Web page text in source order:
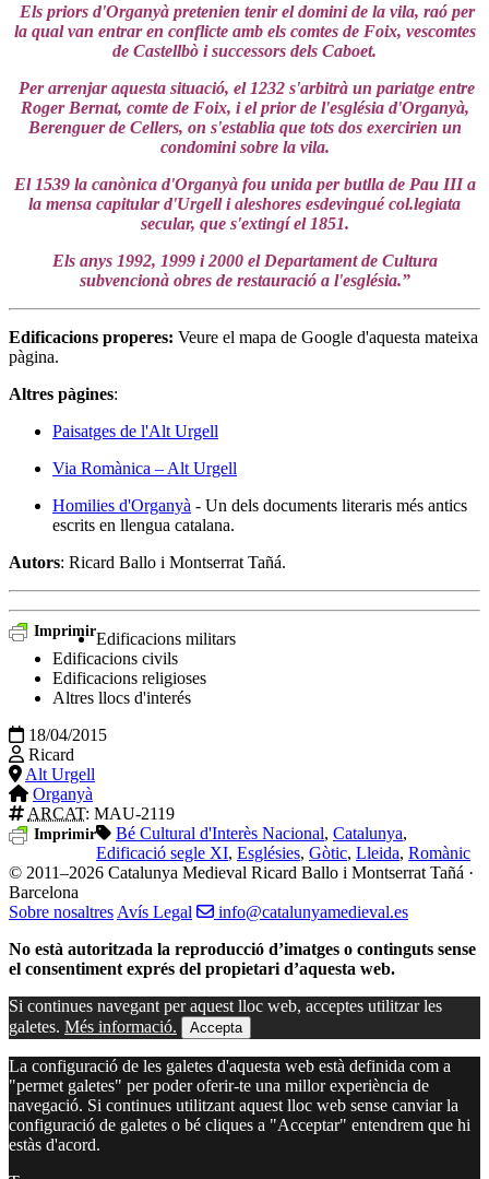
Els priors d'Organyà pretenien tenir el domini de la vila, raó per
la qual van entrar en conflicte amb els comtes de Foix, vescomtes
de Castellbò i successors dels Caboet.
Per arrenjar aquesta situació, el 1232 s'arbitrà un pariatge entre
Roger Bernat, comte de Foix, i el prior de l'església d'Organyà,
Berenguer de Cellers, on s'establia que tots dos exercirien un
condomini sobre la vila.
El 1539 la canònica d'Organyà fou unida per butlla de Pau III a
la mensa capitular d'Urgell i aleshores esdevingué col.legiata
secular, que s'extingí el 1851.
Els anys 1992, 1999 i 2000 el Departament de Cultura
subvencionà obres de restauració a l'església.”
Edificacions properes: Veure el mapa de Google d'aquesta mateixa
pàgina.
Altres pàgines:
Paisatges de l'Alt Urgell
Via Romànica – Alt Urgell
Homilies d'Organyà - Un dels documents literaris més antics
escrits en llengua catalana.
Autors: Ricard Ballo i Montserrat Tañá.
ImprimirEdificacions militars
Edificacions civils
Edificacions religioses
Altres llocs d'interés
18/04/2015
Ricard
Alt Urgell
Organyà
ARCAT: MAU-2119
Imprimir Bé Cultural d'Interès Nacional, Catalunya,
Edificació segle XI, Esglésies, Gòtic, Lleida, Romànic
© 2011–2026 Catalunya Medieval Ricard Ballo i Montserrat Tañá ·
Barcelona
Sobre nosaltres Avís Legal
info@catalunyamedieval.es
No està autoritzada la reproducció d’imatges o continguts sense
el consentiment exprés del propietari d’aquesta web.
Si continues navegant per aquest lloc web, acceptes utilitzar les
galetes. Més informació. Accepta
La configuració de les galetes d'aquesta web està definida com a
"permet galetes" per poder oferir-te una millor experiència de
navegació. Si continues utilitzant aquest lloc web sense canviar la
configuració de galetes o bé cliques a "Acceptar" entendrem que hi
estàs d'acord.